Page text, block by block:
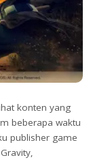
konten yang
beberapa waktu
publisher game